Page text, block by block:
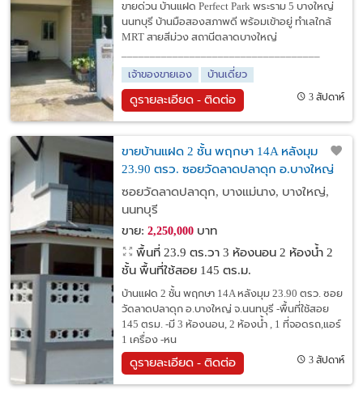
ขายด่วน บ้านแฝด Perfect Park พระราม 5 บางใหญ่
นนทบุรี บ้านมือสองสภาพดี พร้อมเข้าอยู่ ทำเลใกล้
MRT สายสีม่วง สถานีตลาดบางใหญ่
เจ้าของขายเอง
บ้านเดี่ยว
ดูรายละเอียด - ติดต่อ 3 สัปดาห์
ขายบ้านแฝด 2 ชั้น พฤกษา 14A หลังมุม
23.90 ตรว. ซอยวัดลาดปลาดุก อ.บางใหญ่
จ.นนทบุรี ราคา 2,250,000 บาท
ซอยวัดลาดปลาดุก, บางแม่นาง, บางใหญ่,
นนทบุรี
ขาย: 2,250,000บาท
พื้นที่ 23.9 ตร.วา 3 ห้องนอน 2 ห้องน้ำ 2
ชั้น พื้นที่ใช้สอย 145 ตร.ม.
บ้านแฝด 2 ชั้น พฤกษา 14A หลังมุม 23.90 ตรว. ซอย
วัดลาดปลาดุก อ.บางใหญ่ จ.นนทบุรี -พื้นที่ใช้สอย
145 ตรม. -มี 3 ห้องนอน, 2 ห้องน้ำ , 1 ที่จอดรถ,แอร์
1 เครื่อง -หน
ดูรายละเอียด - ติดต่อ 3 สัปดาห์